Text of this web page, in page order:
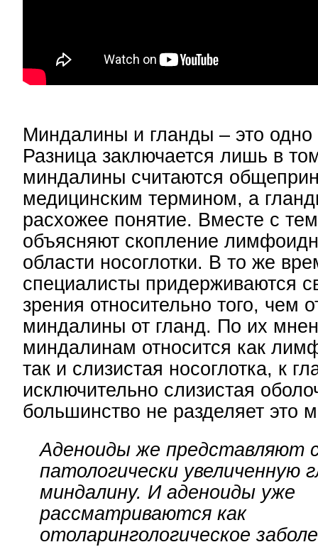
Миндалины и гланды – это одно
Разница заключается лишь в
миндалины считаются
медицинским термином, а
расхожее понятие. Вместе с
объясняют скопление
области носоглотки. В то же
специалисты придерживаются
зрения относительно того, чем
миндалины от гланд. По их
миндалинам относится как
так и слизистая носоглотка, к
исключительно слизистая
большинство не разделяет это
Аденоиды же представляют
патологически увеличенную
миндалину. И аденоиды уже
рассматриваются как
отоларингологическое